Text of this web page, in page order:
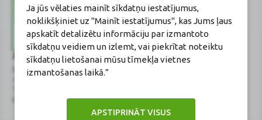
Ja jūs vēlaties mainīt sīkdatņu iestatījumus,
noklikšķiniet uz "Mainīt iestatījumus", kas Jums ļaus
apskatīt detalizētu informāciju par izmantoto
sīkdatņu veidiem un izlemt, vai piekrītat noteiktu
sīkdatņu lietošanai mūsu tīmekļa vietnes
izmantošanas laikā.”
APSTIPRINĀT VISUS
Zāļu valsts aģentūra
www.zva.gov.lv
E-pasts: info@zva.gov.lv
Veselības inspekcija
E-pasts: vi@vi.gov.lv